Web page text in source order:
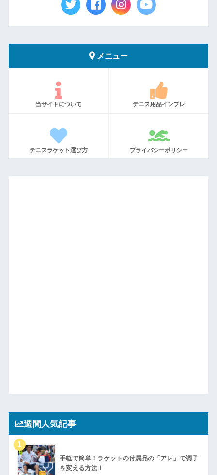
メニュー
当サイトについて テニス用品インプレ
テニスラケット選び方 プライバシーポリシー
週間人気記事
手軽で簡単！ラケットの付属品の「アレ」で調子
を変える方法！